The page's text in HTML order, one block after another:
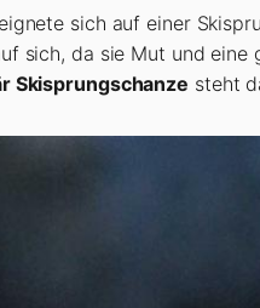
sich auf einer
sich, da sie Mut und
Skisprungschanze steht